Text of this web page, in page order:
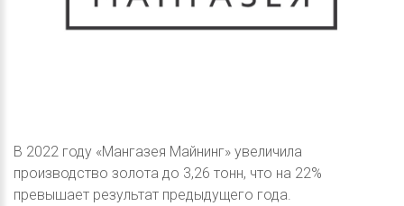
В 2022 году «Мангазея Майнинг» увеличила
производство золота до 3,26 тонн, что на 22%
превышает результат предыдущего года.